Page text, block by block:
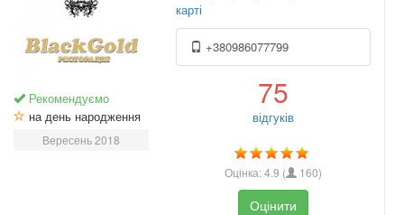
Рекомендуємо
на день народження
Вересень 2018
карті
+380986077799
75
відгуків
Оцінка:4.9 ( 160)
Оцінити